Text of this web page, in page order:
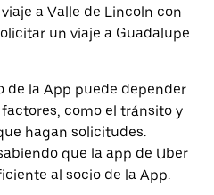
a Valle de Lincoln con
un viaje a Guadalupe
de la App puede depender
como el tránsito y
hagan solicitudes.
que la app de Uber
al socio de la App.